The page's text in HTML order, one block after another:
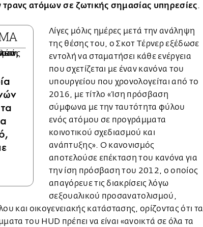
ατόμων σε ζωτικής σημασίας υπηρεσίες.
Λίγες μόλις ημέρες μετά την ανάληψη
της θέσης του, ο Σκοτ Τέρνερ εξέδωσε
εντολή να σταματήσει κάθε ενέργεια
που σχετίζεται με έναν κανόνα του
υπουργείου που χρονολογείται από το
2016, με τίτλο «Ίση πρόσβαση
σύμφωνα με την ταυτότητα φύλου
ενός ατόμου σε προγράμματα
κοινοτικού σχεδιασμού και
ανάπτυξης». Ο κανονισμός
αποτελούσε επέκταση του κανόνα για
την ίση πρόσβαση του 2012, ο οποίος
απαγόρευε τις διακρίσεις λόγω
σεξουαλικού προσανατολισμού,
και οικογενειακής κατάστασης, ορίζοντας ότι τα
του HUD πρέπει να είναι «ανοικτά σε όλα τα